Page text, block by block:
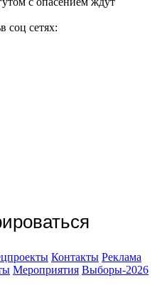
соц сетях:
Контакты Реклама
Мероприятия Выборы-2026